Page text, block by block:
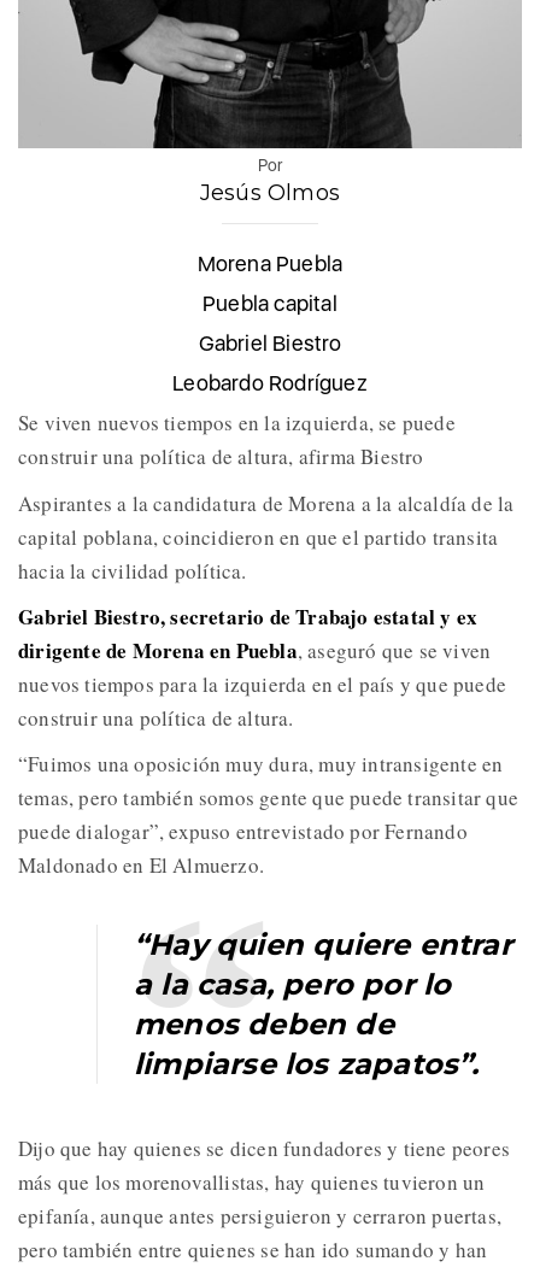
Por
Jesús Olmos
Morena Puebla
Puebla capital
Gabriel Biestro
Leobardo Rodríguez
Se viven nuevos tiempos en la izquierda, se puede
construir una política de altura, afirma Biestro
Aspirantes a la candidatura de Morena a la alcaldía de la
capital poblana, coincidieron en que el partido transita
hacia la civilidad política.
Gabriel Biestro, secretario de Trabajo estatal y ex
dirigente de Morena en Puebla, aseguró que se viven
nuevos tiempos para la izquierda en el país y que puede
construir una política de altura.
“Fuimos una oposición muy dura, muy intransigente en
temas, pero también somos gente que puede transitar que
puede dialogar”, expuso entrevistado por Fernando
Maldonado en El Almuerzo.
“Hay quien quiere entrar
a la casa, pero por lo
menos deben de
limpiarse los zapatos”.
Dijo que hay quienes se dicen fundadores y tiene peores
más que los morenovallistas, hay quienes tuvieron un
epifanía, aunque antes persiguieron y cerraron puertas,
pero también entre quienes se han ido sumando y han